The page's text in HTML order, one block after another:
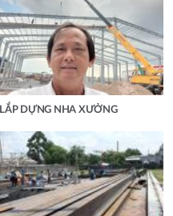
LẮP DỰNG NHA XƯỞNG